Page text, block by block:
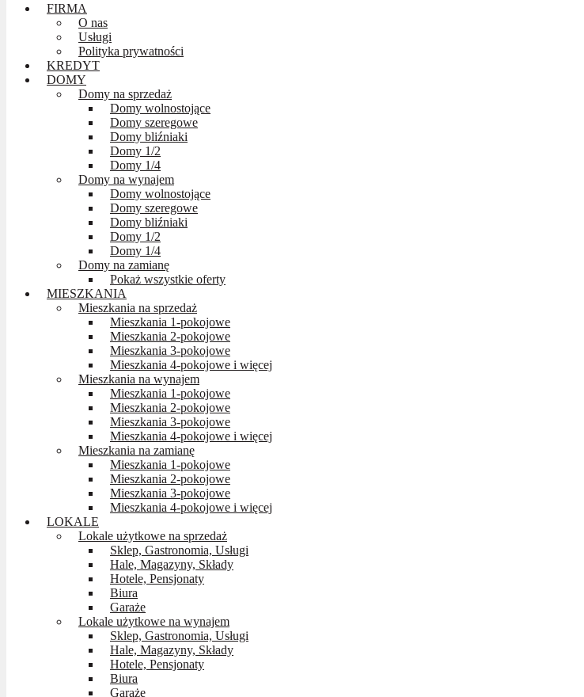
FIRMA
O nas
Usługi
Polityka prywatności
KREDYT
DOMY
Domy na sprzedaż
Domy wolnostojące
Domy szeregowe
Domy bliźniaki
Domy 1/2
Domy 1/4
Domy na wynajem
Domy wolnostojące
Domy szeregowe
Domy bliźniaki
Domy 1/2
Domy 1/4
Domy na zamianę
Pokaż wszystkie oferty
MIESZKANIA
Mieszkania na sprzedaż
Mieszkania 1-pokojowe
Mieszkania 2-pokojowe
Mieszkania 3-pokojowe
Mieszkania 4-pokojowe i więcej
Mieszkania na wynajem
Mieszkania 1-pokojowe
Mieszkania 2-pokojowe
Mieszkania 3-pokojowe
Mieszkania 4-pokojowe i więcej
Mieszkania na zamianę
Mieszkania 1-pokojowe
Mieszkania 2-pokojowe
Mieszkania 3-pokojowe
Mieszkania 4-pokojowe i więcej
LOKALE
Lokale użytkowe na sprzedaż
Sklep, Gastronomia, Usługi
Hale, Magazyny, Składy
Hotele, Pensjonaty
Biura
Garaże
Lokale użytkowe na wynajem
Sklep, Gastronomia, Usługi
Hale, Magazyny, Składy
Hotele, Pensjonaty
Biura
Garaże